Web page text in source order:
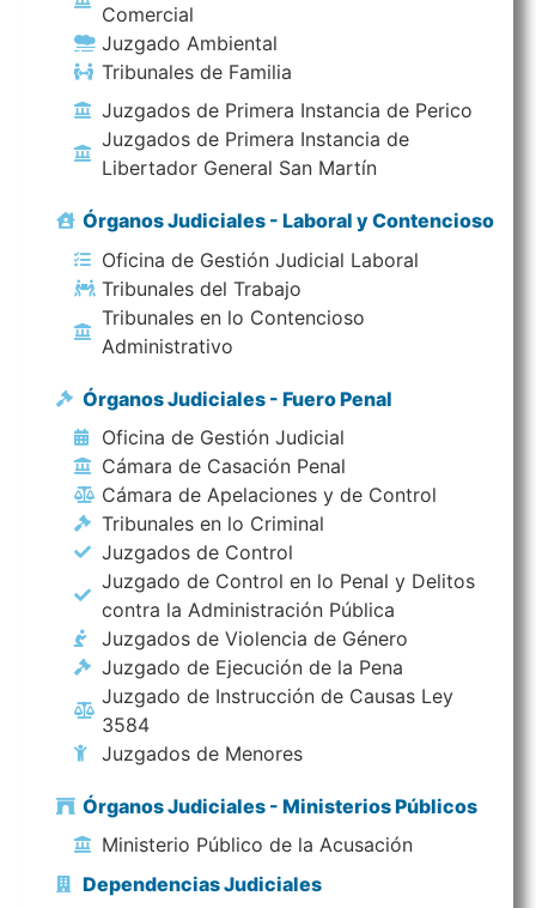
Comercial
Juzgado Ambiental
Tribunales de Familia
Juzgados de Primera Instancia de Perico
Juzgados de Primera Instancia de
Libertador General San Martín
Órganos Judiciales - Laboral y Contencioso
Oficina de Gestión Judicial Laboral
Tribunales del Trabajo
Tribunales en lo Contencioso
Administrativo
Órganos Judiciales - Fuero Penal
Oficina de Gestión Judicial
Cámara de Casación Penal
Cámara de Apelaciones y de Control
Tribunales en lo Criminal
Juzgados de Control
Juzgado de Control en lo Penal y Delitos
contra la Administración Pública
Juzgados de Violencia de Género
Juzgado de Ejecución de la Pena
Juzgado de Instrucción de Causas Ley
3584
Juzgados de Menores
Órganos Judiciales - Ministerios Públicos
Ministerio Público de la Acusación
Dependencias Judiciales